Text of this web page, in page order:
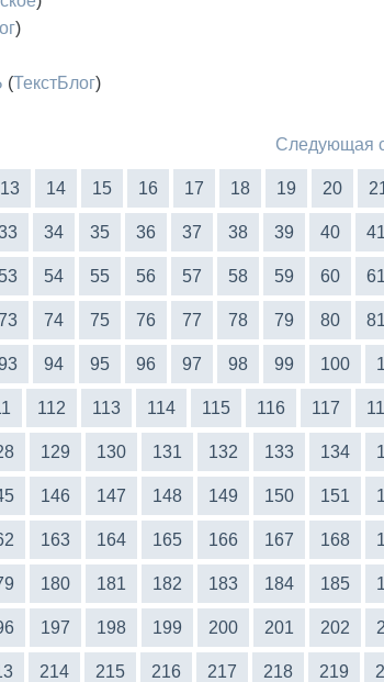
)
(ТекстБлог)
Следующая
13 14 15 16 17 18 19 20
34 35 36 37 38 39 40 41
53 54 55 56 57 58 59 60 61
74 75 76 77 78 79 80 81
94 95 96 97 98 99 100
112 113 114 115 116 117
129 130 131 132 133 134
146 147 148 149 150 151
163 164 165 166 167 168
180 181 182 183 184 185
197 198 199 200 201 202
214 215 216 217 218 219